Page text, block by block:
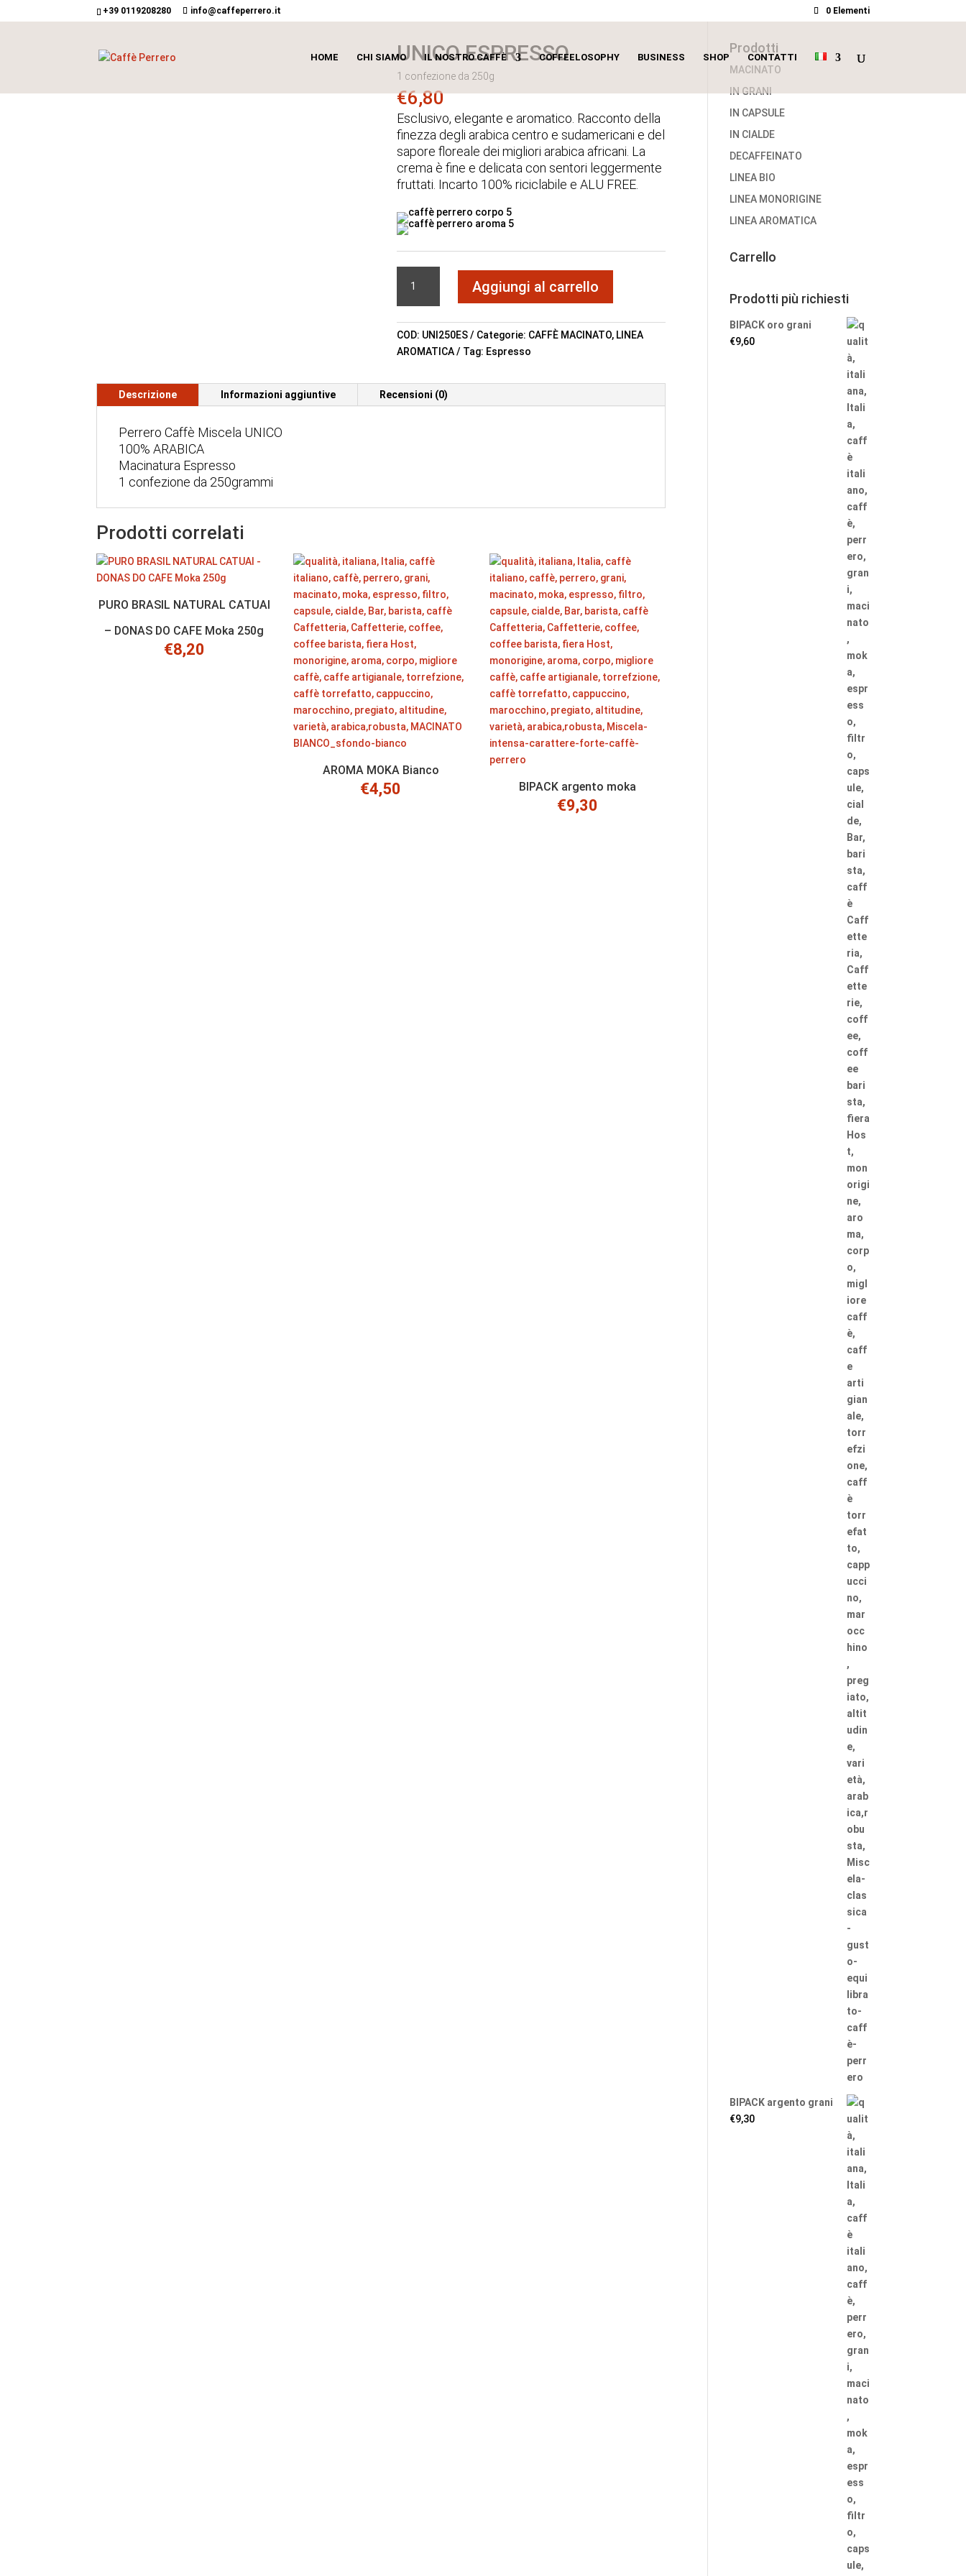
+39 0119208280 info@caffeperrero.it 0 Elementi
HOME CHI SIAMO IL NOSTRO CAFFÈ COFFEELOSOPHY BUSINESS SHOP CONTATTI
UNICO ESPRESSO
1 confezione da 250g
€6,80
Esclusivo, elegante e aromatico. Racconto della
finezza degli arabica centro e sudamericani e del
sapore floreale dei migliori arabica africani. La
crema è fine e delicata con sentori leggermente
fruttati. Incarto 100% riciclabile e ALU FREE.
ESPRESSO
quantità
Aggiungi al carrello
COD: UNI250ES Categorie: CAFFÈ MACINATO, LINEA
AROMATICA
Tag: Espresso
Descrizione Informazioni aggiuntive Recensioni (0)
Perrero Caffè Miscela UNICO
100% ARABICA
Macinatura Espresso
1 confezione da 250grammi
Prodotti correlati
PURO BRASIL NATURAL CATUAI
– DONAS DO CAFE Moka 250g
€8,20
AROMA MOKA Bianco
€4,50 BIPACK argento moka
€9,30
Prodotti
MACINATO
IN GRANI
IN CAPSULE
IN CIALDE
DECAFFEINATO
LINEA BIO
LINEA MONORIGINE
LINEA AROMATICA
Carrello
Prodotti più richiesti
BIPACK oro grani
€9,60
BIPACK argento grani
€9,30